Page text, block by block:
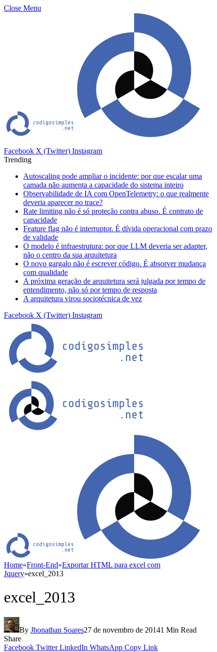
Close Menu
Facebook X (Twitter) Instagram
Trending
Autoscaling pode ampliar o incidente: por que escalar uma
camada não aumenta a capacidade do sistema inteiro
Observabilidade de IA com OpenTelemetry: o que realmente
deveria aparecer no trace?
Rate limiting não é só proteção contra abuso. É contrato de
capacidade
Feature flag não é interruptor. É dívida operacional com prazo
de validade
O modelo é infraestrutura: por que LLM deveria ser adapter,
não o centro da sua arquitetura
O novo gargalo não é escrever código. É absorver mudança
com qualidade
A próxima geração de arquitetura será julgada por tempo de
entendimento, não só por tempo de resposta
A arquitetura virou sociotécnica de vez
Facebook X (Twitter) Instagram
Home»Front-End»Exportar HTML para excel com
Jquery»excel_2013
excel_2013
By Jhonathan Soares27 de novembro de 20141 Min Read
Share
Facebook Twitter LinkedIn WhatsApp Copy Link